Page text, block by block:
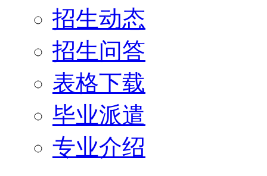
招生动态
招生问答
表格下载
毕业派遣
专业介绍